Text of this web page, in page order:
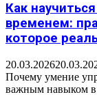
Как
временем:
которое
20.03.2026
Почему умение
важным навыком в